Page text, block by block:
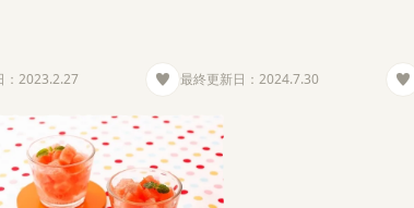
2023.2.27 最終更新日： 2024.7.30